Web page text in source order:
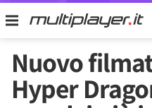
Nuovo
Hyper